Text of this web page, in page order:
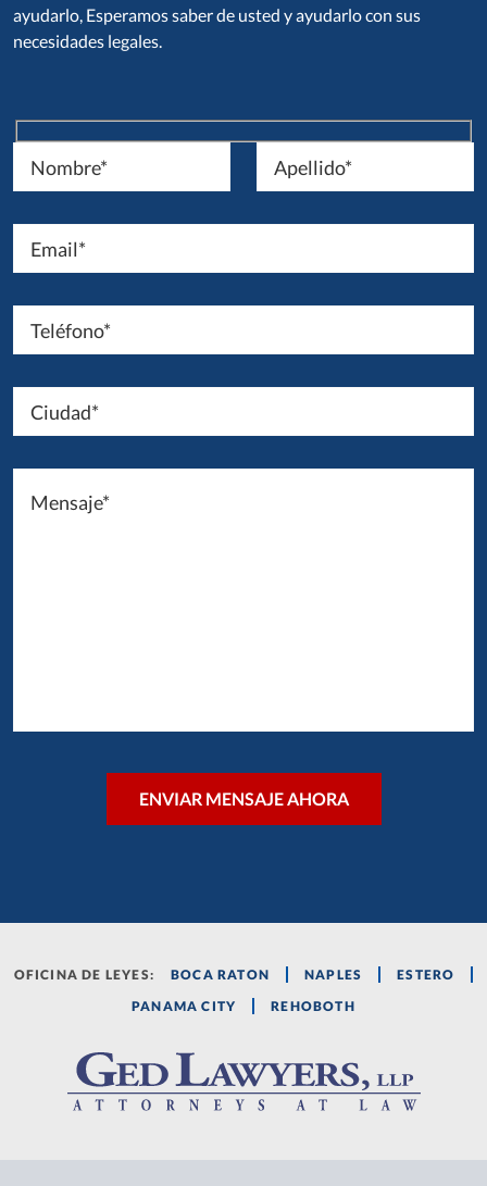
ayudarlo, Esperamos saber de usted y ayudarlo con sus
necesidades legales.
OFICINA DE LEYES: BOCA RATON NAPLES
ESTERO
PANAMA CITY
REHOBOTH